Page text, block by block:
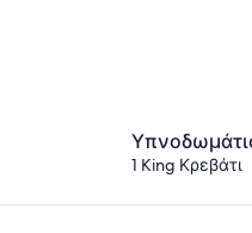
1 King Κρεβάτι